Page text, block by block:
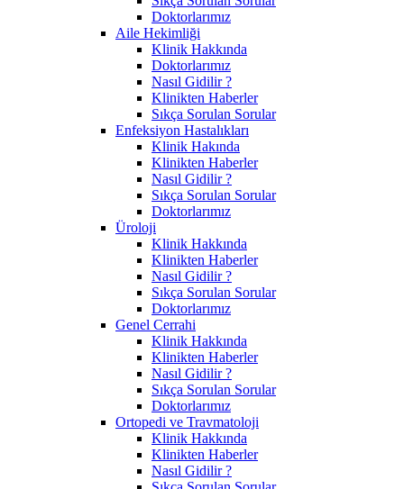
Doktorlarımız
Aile Hekimliği
Klinik Hakkında
Doktorlarımız
Nasıl Gidilir ?
Klinikten Haberler
Sıkça Sorulan Sorular
Enfeksiyon Hastalıkları
Klinik Hakında
Klinikten Haberler
Nasıl Gidilir ?
Sıkça Sorulan Sorular
Doktorlarımız
Üroloji
Klinik Hakkında
Klinikten Haberler
Nasıl Gidilir ?
Sıkça Sorulan Sorular
Doktorlarımız
Genel Cerrahi
Klinik Hakkında
Klinikten Haberler
Nasıl Gidilir ?
Sıkça Sorulan Sorular
Doktorlarımız
Ortopedi ve Travmatoloji
Klinik Hakkında
Klinikten Haberler
Nasıl Gidilir ?